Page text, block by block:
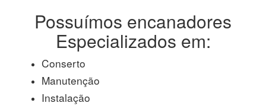
Possuímos encanadores
Especializados em:
Conserto
Manutenção
Instalação